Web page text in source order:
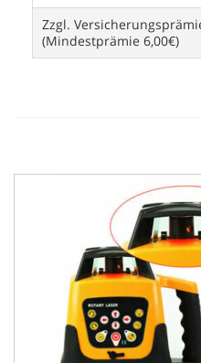
Zzgl.
(Mindestprämie 6,00€)